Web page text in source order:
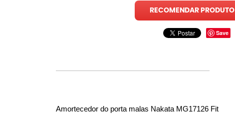
RECOMENDAR PRODUTO
Save
Amortecedor do porta malas Nakata MG17126 Fit